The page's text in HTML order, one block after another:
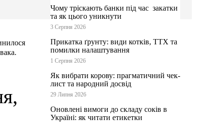
Чому тріскають банки під час закатки
та як цього уникнути
3 Серпня 2026
Прикатка ґрунту: види котків, ТТХ та
помилки налаштування
1 Серпня 2026
Як вибрати корову: прагматичний чек-
лист та народний досвід
29 Липня 2026
Оновлені вимоги до складу соків в
Україні: як читати етикетки